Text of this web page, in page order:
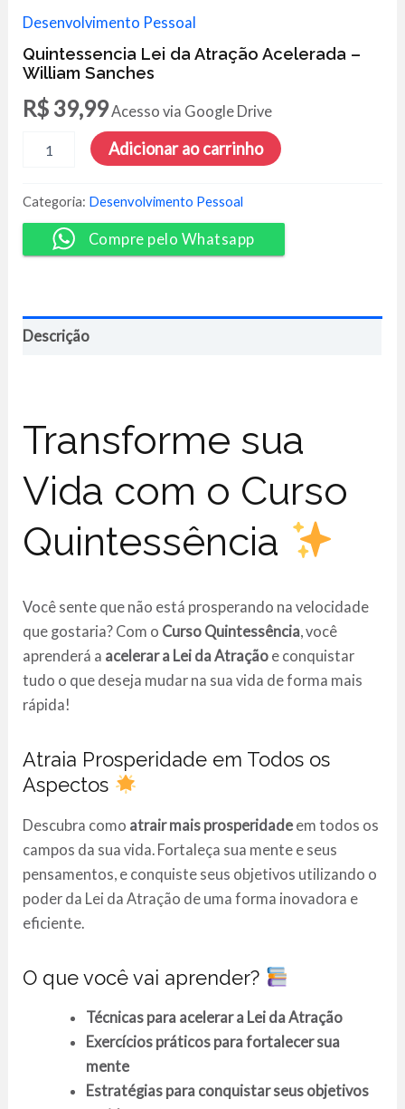
Desenvolvimento Pessoal
Quintessencia Lei da Atração Acelerada –
William Sanches
R$ 39,99Acesso via Google Drive
Quintessencia
Atração
Acelerada
-
William
Adicionar ao carrinho
Categoria: Desenvolvimento Pessoal
Compre pelo Whatsapp
Descrição
Transforme sua
Vida com o Curso
Quintessência
Você sente que não está prosperando na velocidade
que gostaria? Com o Curso Quintessência, você
aprenderá a acelerar a Lei da Atração e conquistar
tudo o que deseja mudar na sua vida de forma mais
rápida!
Atraia Prosperidade em Todos os
Aspectos
Descubra como atrair mais prosperidade em todos os
campos da sua vida. Fortaleça sua mente e seus
pensamentos, e conquiste seus objetivos utilizando o
poder da Lei da Atração de uma forma inovadora e
eficiente.
O que você vai aprender?
Técnicas para acelerar a Lei da Atração
Exercícios práticos para fortalecer sua
mente
Estratégias para conquistar seus objetivos